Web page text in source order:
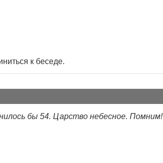
к беседе.
бы 54. Царство небесное. Помним!